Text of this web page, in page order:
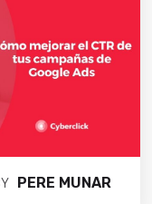
PERE MUNAR